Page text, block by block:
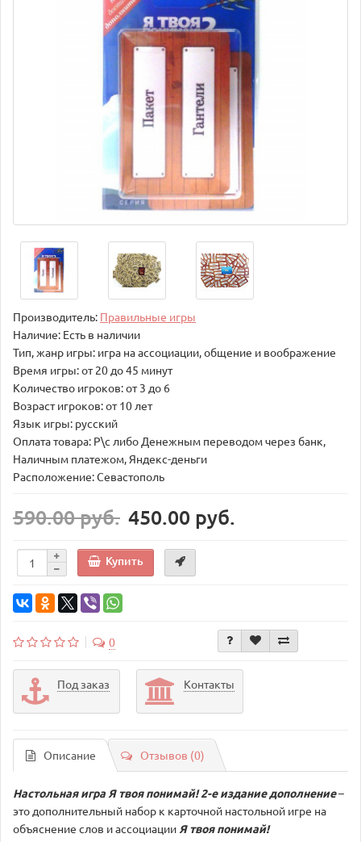
Производитель: Правильные игры
Наличие: Есть в наличии
Тип, жанр игры: игра на ассоциации, общение и воображение
Время игры: от 20 до 45 минут
Количество игроков: от 3 до 6
Возраст игроков: от 10 лет
Язык игры: русский
Оплата товара: Р\с либо Денежным переводом через банк,
Наличным платежом, Яндекс-деньги
Расположение: Севастополь
590.00 руб. 450.00 руб.
Купить
0
Под заказ Контакты
Описание Отзывов (0)
Настольная игра Я твоя понимай! 2-е издание дополнение–
это дополнительный набор к карточной настольной игре на
объяснение слов и ассоциации Я твоя понимай!